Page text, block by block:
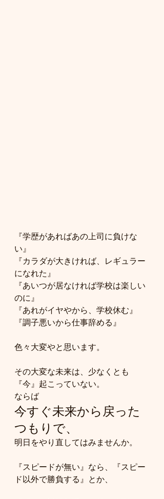
『学歴があればあの上司に負けな
い』
『カラダが大きければ、レギュラー
になれた』
『あいつが居なければ学校は楽しい
のに』
『あれがイヤやから、学校休む』
『調子悪いから仕事辞める』
色々大変やと思います。
その大変な未来は、少なくとも
『今』起こっていない。
ならば
今すぐ未来から戻った
つもりで、
明日をやり直してはみませんか。
『スピードが無い』なら、『スピー
ド以外で勝負する』とか、